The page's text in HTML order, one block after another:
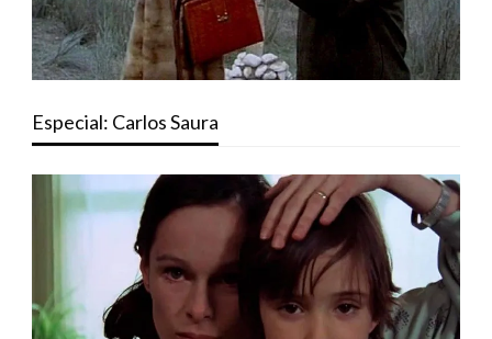
Especial: Carlos Saura